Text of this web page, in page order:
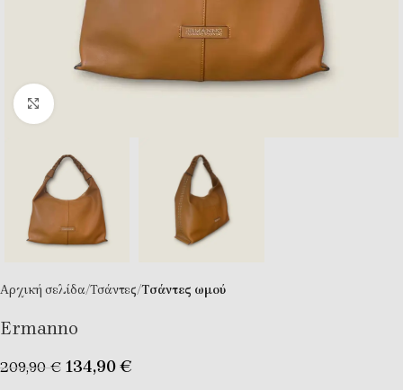
Κλικ για μεγέθυνση
Αρχική σελίδα Τσάντες Tσάντες ωμού
Ermanno
209,90€ 134,90€